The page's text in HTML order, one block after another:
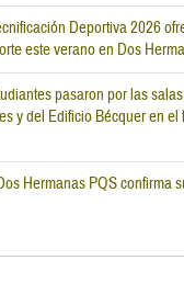
Deportiva 2026
este verano en Dos
pasaron por las
y del Edificio Bécquer en
Hermanas PQS confirma